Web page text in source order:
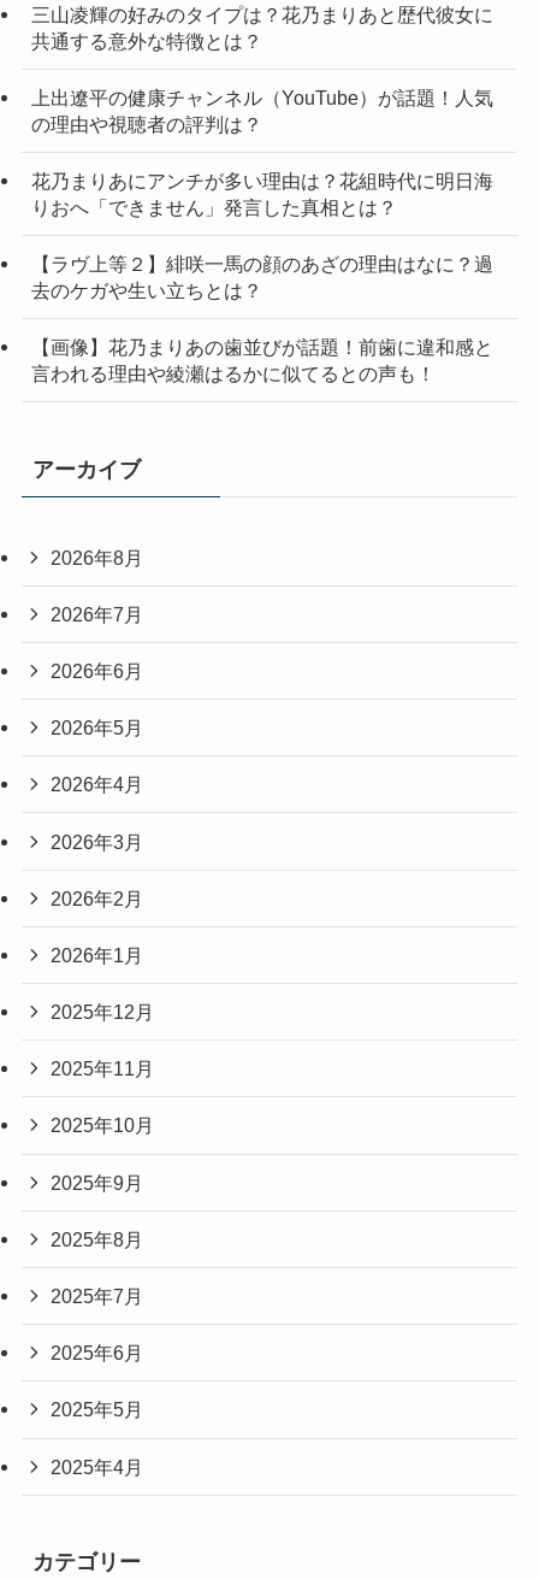
三山凌輝の好みのタイプは？花乃まりあと歴代彼女に
共通する意外な特徴とは？
上出遼平の健康チャンネル（YouTube）が話題！人気
の理由や視聴者の評判は？
花乃まりあにアンチが多い理由は？花組時代に明日海
りおへ「できません」発言した真相とは？
【ラヴ上等２】緋咲一馬の顔のあざの理由はなに？過
去のケガや生い立ちとは？
【画像】花乃まりあの歯並びが話題！前歯に違和感と
言われる理由や綾瀬はるかに似てるとの声も！
アーカイブ
2026年8月
2026年7月
2026年6月
2026年5月
2026年4月
2026年3月
2026年2月
2026年1月
2025年12月
2025年11月
2025年10月
2025年9月
2025年8月
2025年7月
2025年6月
2025年5月
2025年4月
カテゴリー